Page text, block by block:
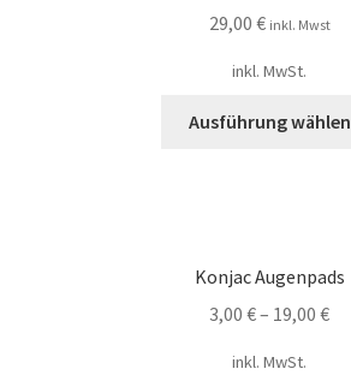
29,00 € inkl. Mwst
inkl. MwSt.
Ausführung wählen
Konjac Augenpads
3,00 €– 19,00 €
inkl. MwSt.